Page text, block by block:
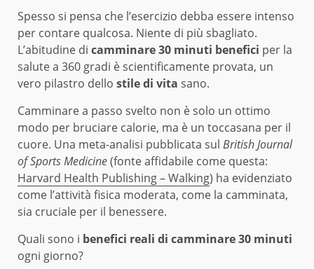
Spesso si pensa che l’esercizio debba essere intenso
per contare qualcosa. Niente di più sbagliato.
L’abitudine di camminare 30 minuti benefici per la
salute a 360 gradi è scientificamente provata, un
vero pilastro dello stile di vita sano.
Camminare a passo svelto non è solo un ottimo
modo per bruciare calorie, ma è un toccasana per il
cuore. Una meta-analisi pubblicata sul British Journal
of Sports Medicine(fonte affidabile come questa:
Harvard Health Publishing – Walking) ha evidenziato
come l’attività fisica moderata, come la camminata,
sia cruciale per il benessere.
Quali sono i benefici reali di camminare 30 minuti
ogni giorno?